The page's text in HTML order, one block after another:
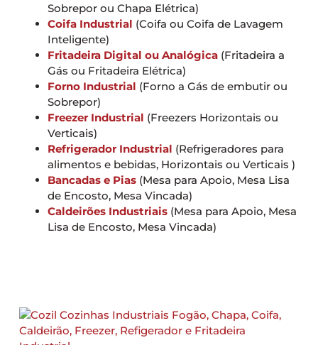
Sobrepor ou Chapa Elétrica)
Coifa Industrial (Coifa ou Coifa de Lavagem
Inteligente)
Fritadeira Digital ou Analógica (Fritadeira a
Gás ou Fritadeira Elétrica)
Forno Industrial (Forno a Gás de embutir ou
Sobrepor)
Freezer Industrial (Freezers Horizontais ou
Verticais)
Refrigerador Industrial (Refrigeradores para
alimentos e bebidas, Horizontais ou Verticais )
Bancadas e Pias (Mesa para Apoio, Mesa Lisa
de Encosto, Mesa Vincada)
Caldeirões Industriais (Mesa para Apoio, Mesa
Lisa de Encosto, Mesa Vincada)